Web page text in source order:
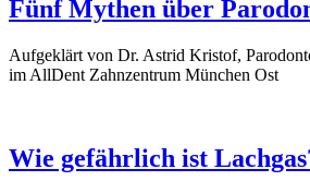
Fünf Mythen über
Aufgeklärt von Dr. Astrid Kristof,
im AllDent Zahnzentrum München Ost
Wie gefährlich ist